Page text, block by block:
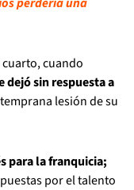
cuando
dejó sin respuesta a
lesión de su
para la franquicia;
por el talento